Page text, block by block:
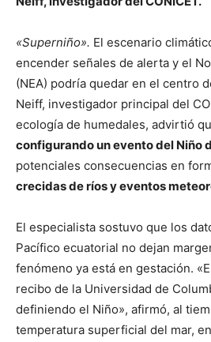
«Superniño». El escenario
encender señales de alerta y el
(NEA) podría quedar en el centro
Neiff, investigador principal del
ecología de humedales, advirtió
configurando un evento del Niño
potenciales consecuencias en
crecidas de ríos y eventos
El especialista sostuvo que los
Pacífico ecuatorial no dejan
fenómeno ya está en gestación.
recibo de la Universidad de
definiendo el Niño», afirmó, al
temperatura superficial del mar,